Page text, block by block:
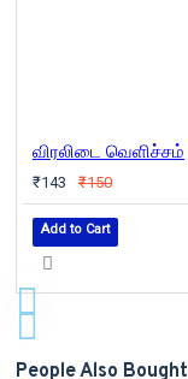
விரலிடை வெளிச்சம்
₹143 ₹150
Add to Cart
People Also Bought